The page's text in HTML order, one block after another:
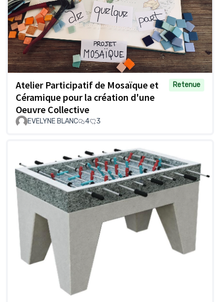
Atelier Participatif de Mosaïque et
Céramique pour la création d'une
Oeuvre Collective
Retenue
EVELYNE BLANC 4 3